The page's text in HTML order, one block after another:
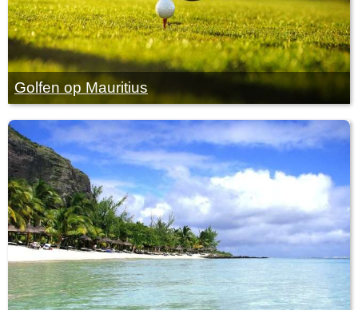
Golfen op Mauritius